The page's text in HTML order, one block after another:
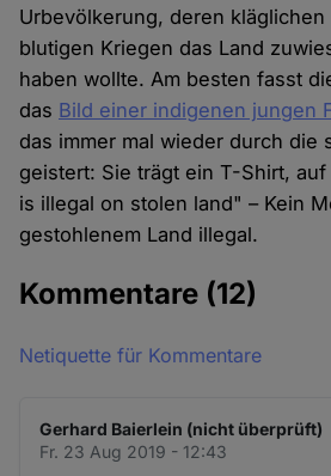
Urbevölkerung, deren kläglichen
blutigen Kriegen das Land
haben wollte. Am besten fasst
das Bild einer indigenen jungen
das immer mal wieder durch die
geistert: Sie trägt ein T-Shirt,
is illegal on stolen land" – Kein
gestohlenem Land illegal.
Kommentare (12)
Netiquette für Kommentare
Gerhard Baierlein (nicht überprüft)
Fr. 23 Aug 2019 - 12:43